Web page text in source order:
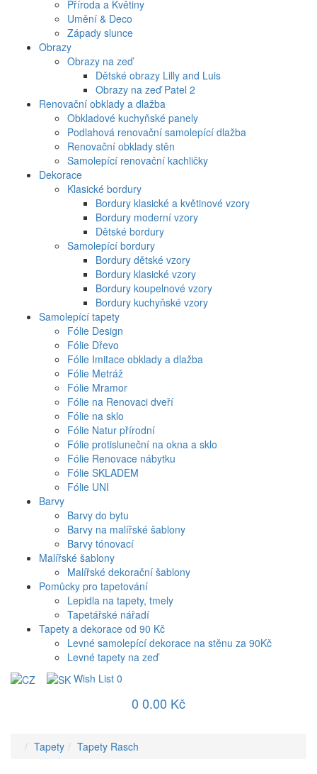
Příroda a Květiny
Umění & Deco
Západy slunce
Obrazy
Obrazy na zeď
Dětské obrazy Lilly and Luis
Obrazy na zeď Patel 2
Renovační obklady a dlažba
Obkladové kuchyňské panely
Podlahová renovační samolepící dlažba
Renovační obklady stěn
Samolepící renovační kachličky
Dekorace
Klasické bordury
Bordury klasické a květinové vzory
Bordury moderní vzory
Dětské bordury
Samolepící bordury
Bordury dětské vzory
Bordury klasické vzory
Bordury koupelnové vzory
Bordury kuchyňské vzory
Samolepící tapety
Fólie Design
Fólie Dřevo
Fólie Imitace obklady a dlažba
Fólie Metráž
Fólie Mramor
Fólie na Renovaci dveří
Fólie na sklo
Fólie Natur přírodní
Fólie protisluneční na okna a sklo
Fólie Renovace nábytku
Fólie SKLADEM
Fólie UNI
Barvy
Barvy do bytu
Barvy na malířské šablony
Barvy tónovací
Malířské šablony
Malířské dekorační šablony
Pomůcky pro tapetování
Lepidla na tapety, tmely
Tapetářské nářadí
Tapety a dekorace od 90 Kč
Levné samolepící dekorace na stěnu za 90Kč
Levné tapety na zeď
Wish List 0
0 0.00 Kč
Tapety Tapety Rasch